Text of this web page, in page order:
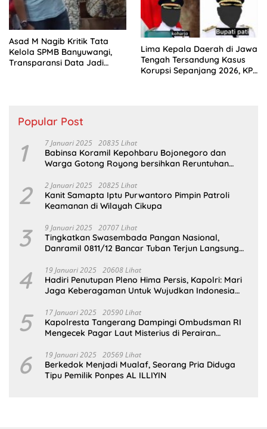
Asad M Nagib Kritik Tata
Kelola SPMB Banyuwangi,
Transparansi Data Jadi
Lima Kepala Daerah di Jawa
Tengah Tersandung Kasus
Korupsi Sepanjang 2026, KPK
Popular Post
1 7 Januari 2025 20835 Lihat
Babinsa Koramil Kepohbaru Bojonegoro dan
Warga Gotong Royong bersihkan Reruntuhan
2 2 Januari 2025 20825 Lihat
Kanit Samapta Iptu Purwantoro Pimpin Patroli
Keamanan di Wilayah Cikupa
3 9 Januari 2025 20707 Lihat
Tingkatkan Swasembada Pangan Nasional,
Danramil 0811/12 Bancar Tuban Terjun Langsung
4 19 Januari 2025 20608 Lihat
Hadiri Penutupan Pleno Hima Persis, Kapolri: Mari
Jaga Keberagaman Untuk Wujudkan Indonesia
5 17 Januari 2025 20590 Lihat
Kapolresta Tangerang Dampingi Ombudsman RI
Mengecek Pagar Laut Misterius di Perairan
6 19 Januari 2025 20569 Lihat
Berkedok Menjadi Mualaf, Seorang Pria Diduga
Tipu Pemilik Ponpes AL ILLIYIN